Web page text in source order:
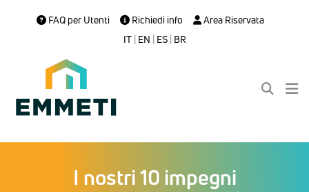
FAQ per Utenti Richiedi info
Area Riservata
IT| EN | ES| BR
I nostri 10 impegni